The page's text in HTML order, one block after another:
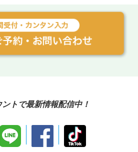
トで最新情報配信中！